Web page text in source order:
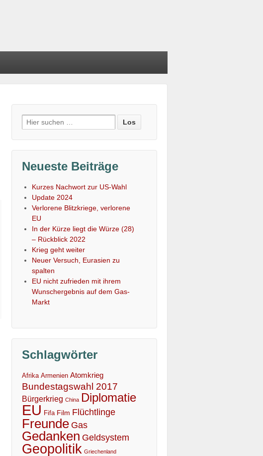
Suche
nach:
Neueste Beiträge
Kurzes Nachwort zur US-Wahl
Update 2024
Verlorene Blitzkriege, verlorene
EU
In der Kürze liegt die Würze (28)
– Rückblick 2022
Krieg geht weiter
Neuer Versuch, Eurasien zu
spalten
EU nicht zufrieden mit ihrem
Wunschergebnis auf dem Gas-
Markt
Schlagwörter
Afrika Armenien Atomkrieg
Bundestagswahl 2017
Bürgerkrieg China Diplomatie
EU Fifa Film Flüchtlinge
Freunde Gas
Gedanken Geldsystem
Geopolitik Griechenland